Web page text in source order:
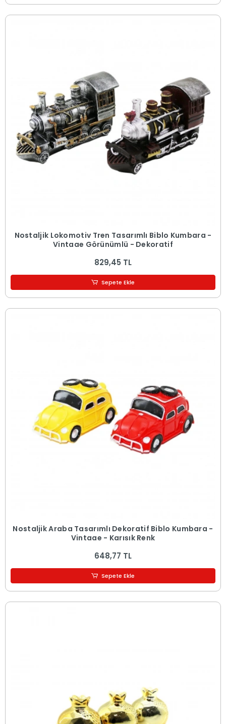
Nostaljik Lokomotiv Tren Tasarımlı Biblo Kumbara -
Vintage Görünümlü - Dekoratif
829,45 TL
Sepete Ekle
Nostaljik Araba Tasarımlı Dekoratif Biblo Kumbara -
Vintage - Karışık Renk
648,77 TL
Sepete Ekle